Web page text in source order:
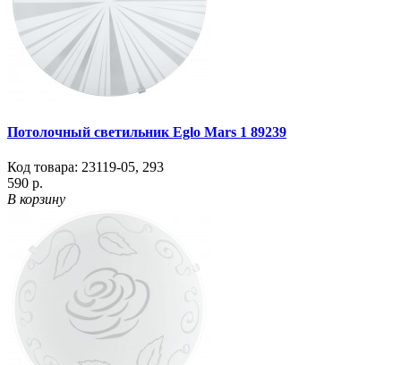
Потолочный светильник Eglo Mars 1 89239
Код товара: 23119-05, 293
590 р.
В корзину